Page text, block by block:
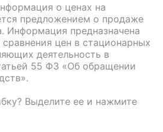
о ценах на
предложением о продаже
Информация предназначена
цен в стационарных
деятельность в
55 ФЗ «Об обращении
Выделите ее и нажмите